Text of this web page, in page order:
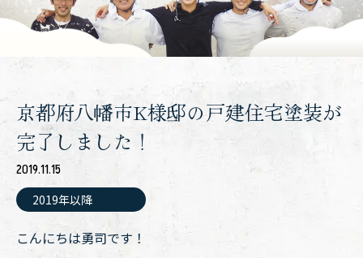
京都府八幡市K様邸の戸建住宅塗装が
完了しました！
2019.11.15
2019年以降
こんにちは勇司です！